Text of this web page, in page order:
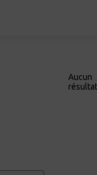
Aucun
résultat